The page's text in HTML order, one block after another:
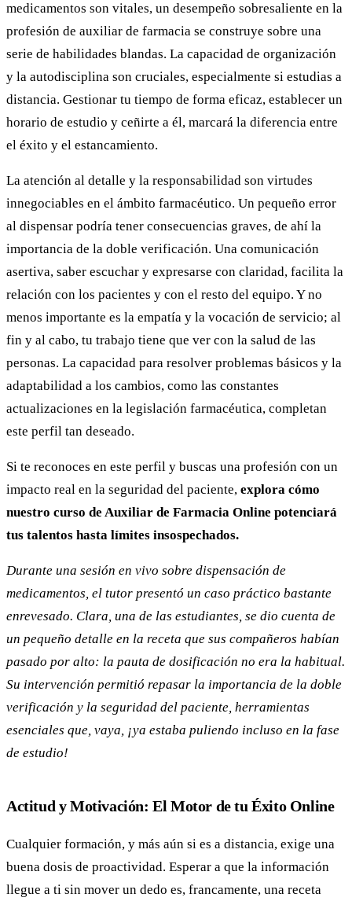
medicamentos son vitales, un desempeño sobresaliente en la
profesión de auxiliar de farmacia se construye sobre una
serie de habilidades blandas. La capacidad de organización
y la autodisciplina son cruciales, especialmente si estudias a
distancia. Gestionar tu tiempo de forma eficaz, establecer un
horario de estudio y ceñirte a él, marcará la diferencia entre
el éxito y el estancamiento.
La atención al detalle y la responsabilidad son virtudes
innegociables en el ámbito farmacéutico. Un pequeño error
al dispensar podría tener consecuencias graves, de ahí la
importancia de la doble verificación. Una comunicación
asertiva, saber escuchar y expresarse con claridad, facilita la
relación con los pacientes y con el resto del equipo. Y no
menos importante es la empatía y la vocación de servicio; al
fin y al cabo, tu trabajo tiene que ver con la salud de las
personas. La capacidad para resolver problemas básicos y la
adaptabilidad a los cambios, como las constantes
actualizaciones en la legislación farmacéutica, completan
este perfil tan deseado.
Si te reconoces en este perfil y buscas una profesión con un
impacto real en la seguridad del paciente, explora cómo
nuestro curso de Auxiliar de Farmacia Online potenciará
tus talentos hasta límites insospechados.
Durante una sesión en vivo sobre dispensación de
medicamentos, el tutor presentó un caso práctico bastante
enrevesado. Clara, una de las estudiantes, se dio cuenta de
un pequeño detalle en la receta que sus compañeros habían
pasado por alto: la pauta de dosificación no era la habitual.
Su intervención permitió repasar la importancia de la doble
verificación y la seguridad del paciente, herramientas
esenciales que, vaya, ¡ya estaba puliendo incluso en la fase
de estudio!
Actitud y Motivación: El Motor de tu Éxito Online
Cualquier formación, y más aún si es a distancia, exige una
buena dosis de proactividad. Esperar a que la información
llegue a ti sin mover un dedo es, francamente, una receta